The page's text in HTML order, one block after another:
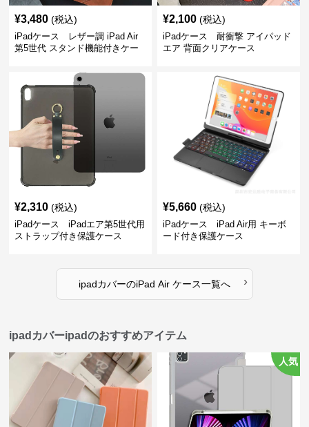
¥3,480 (税込)
iPadケース レザー調 iPad Air
第5世代 スタンド機能付きケー
¥2,100 (税込)
iPadケース 耐衝撃 アイパッド
エア 背面クリアケース
¥2,310 (税込)
iPadケース iPadエア第5世代用
ストラップ付き保護ケース
¥5,660 (税込)
iPadケース iPad Air用 キーボ
ード付き保護ケース
ipadカバーのiPad Air ケース一覧へ ›
ipadカバーipadのおすすめアイテム
人気